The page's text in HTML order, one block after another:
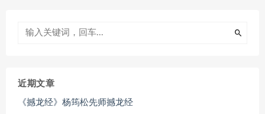
近期文章
《撼龙经》杨筠松先师撼龙经